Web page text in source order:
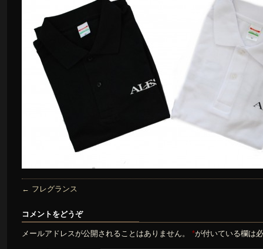
← フレグランス
コメントをどうぞ
メールアドレスが公開されることはありません。 *が付いている欄は